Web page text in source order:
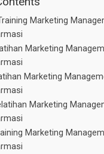
Marketing
Marketing
Marketing
Marketing
Marketing